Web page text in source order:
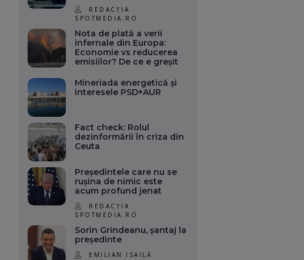
REDACȚIA
SPOTMEDIA.RO
Nota de plată a verii
infernale din Europa:
Economie vs reducerea
emisiilor? De ce e greșit
Mineriada energetică și
interesele PSD+AUR
Fact check: Rolul
dezinformării în criza din
Ceuta
Președintele care nu se
rușina de nimic este
acum profund jenat
REDACȚIA
SPOTMEDIA.RO
Sorin Grindeanu, șantaj la
președinte
EMILIAN ISAILĂ